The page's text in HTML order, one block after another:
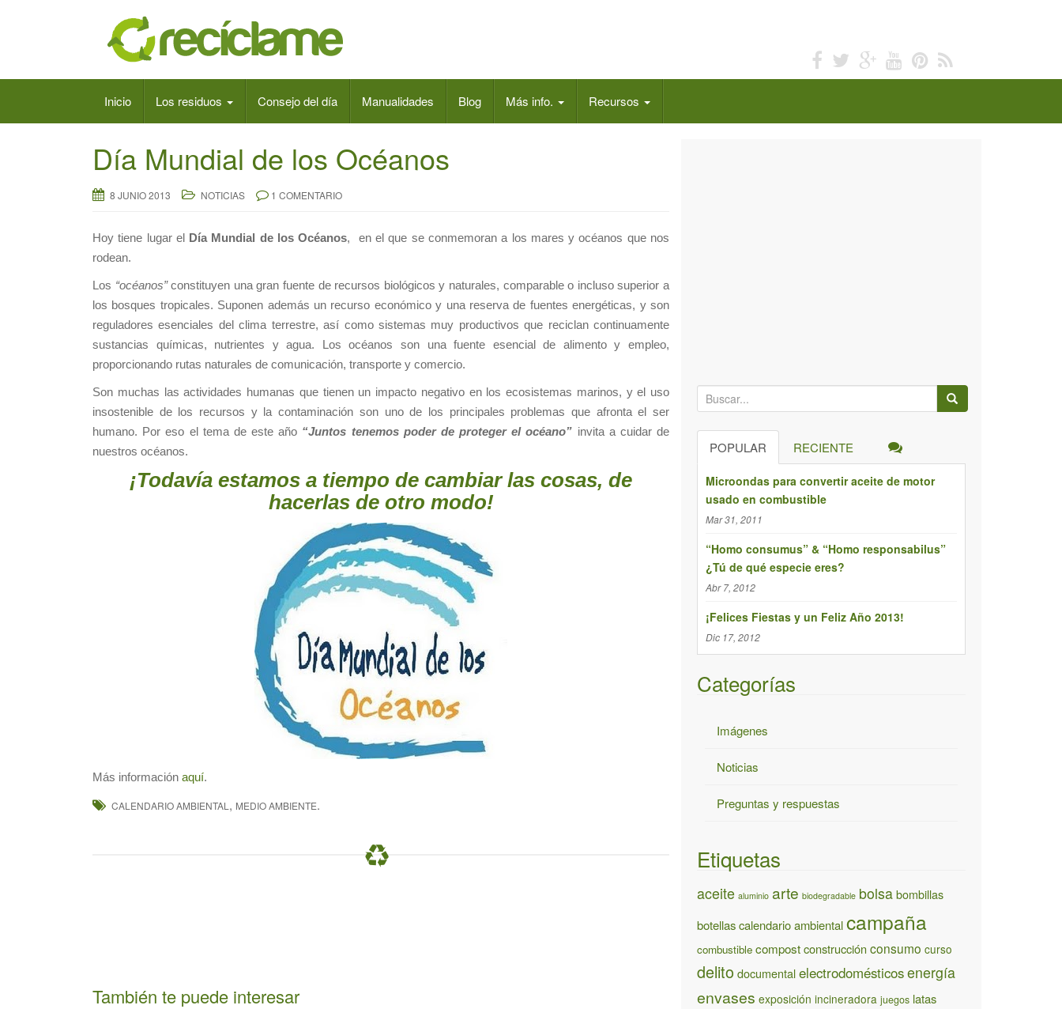
Inicio Los residuos Consejo del día Manualidades Blog Más info. Recursos
Día Mundial de los Océanos
8 JUNIO 2013 NOTICIAS 1 COMENTARIO
Hoy tiene lugar el Día Mundial de los Océanos, en el que se conmemoran a los mares y océanos que nos
rodean.
Los “océanos”constituyen una gran fuente de recursos biológicos y naturales, comparable o incluso superior a
los bosques tropicales. Suponen además un recurso económico y una reserva de fuentes energéticas, y son
reguladores esenciales del clima terrestre, así como sistemas muy productivos que reciclan continuamente
sustancias químicas, nutrientes y agua. Los océanos son una fuente esencial de alimento y empleo,
proporcionando rutas naturales de comunicación, transporte y comercio.
Son muchas las actividades humanas que tienen un impacto negativo en los ecosistemas marinos, y el uso
insostenible de los recursos y la contaminación son uno de los principales problemas que afronta el ser
humano. Por eso el tema de este año “Juntos tenemos poder de proteger el océano” invita a cuidar de
nuestros océanos.
¡Todavía estamos a tiempo de cambiar las cosas, de
hacerlas de otro modo!
Más información aquí.
CALENDARIO AMBIENTAL , MEDIO AMBIENTE.
También te puede interesar
B
ú
s
POPULAR RECIENTE
Microondas para convertir aceite de motor
usado en combustible
Mar 31, 2011
“Homo consumus” & “Homo responsabilus”
¿Tú de qué especie eres?
Abr 7, 2012
¡Felices Fiestas y un Feliz Año 2013!
Dic 17, 2012
Categorías
Imágenes
Noticias
Preguntas y respuestas
Etiquetas
aceite aluminio arte biodegradable bolsabombillas
botellascalendario ambientalcampaña
combustible compostconstrucción consumo curso
delito documentalelectrodomésticosenergía
envases exposición incineradora juegos latas